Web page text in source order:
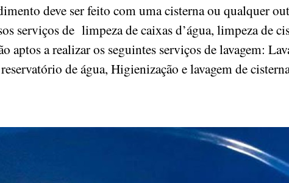
deve ser feito com uma cisterna ou qualquer
serviços de limpeza de caixas d’água, limpeza de
aptos a realizar os seguintes serviços de lavagem:
de água, Higienização e lavagem de